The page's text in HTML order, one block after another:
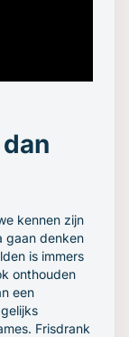
kennen zijn
gaan denken
is immers
onthouden
een
Frisdrank